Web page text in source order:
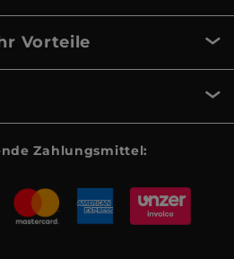
Vorteile
Zahlungsmittel: